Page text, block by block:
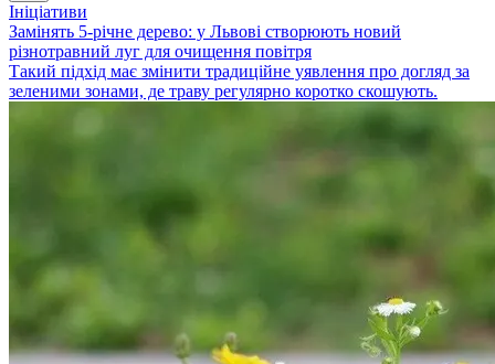
Ініціативи
Замінять 5-річне дерево: у Львові створюють новий
різнотравний луг для очищення повітря
Такий підхід має змінити традиційне уявлення про догляд за
зеленими зонами, де траву регулярно коротко скошують.